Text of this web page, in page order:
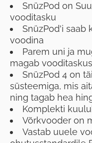
SnüzPod on
vooditasku
SnüzPod'i saab
voodina
Parem uni ja
magab
SnüzPod 4 on
süsteemiga, mis
ning tagab hea
Komplekti
Võrkvooder on
Vastab uuele